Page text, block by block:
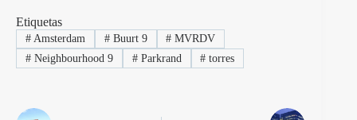
Etiquetas
#Amsterdam #Buurt 9 # MVRDV
#Neighbourhood 9 #Parkrand # torres